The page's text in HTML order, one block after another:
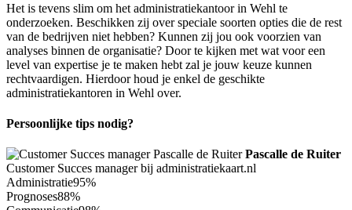
Het is tevens slim om het administratiekantoor in Wehl te
onderzoeken. Beschikken zij over speciale soorten opties die de rest
van de bedrijven niet hebben? Kunnen zij jou ook voorzien van
analyses binnen de organisatie? Door te kijken met wat voor een
level van expertise je te maken hebt zal je jouw keuze kunnen
rechtvaardigen. Hierdoor houd je enkel de geschikte
administratiekantoren in Wehl over.
Persoonlijke tips nodig?
Pascalle de Ruiter
Customer Succes manager bij administratiekaart.nl
Administratie95%
Prognoses88%